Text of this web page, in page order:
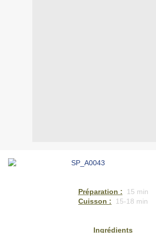
Préparation : 15 min
Cuisson : 15-18 min
Ingrédients